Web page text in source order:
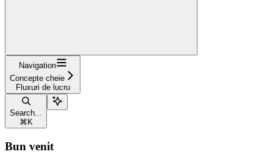
Navigation
Concepte cheie
Fluxuri de lucru
Search...
⌘ K
Bun venit